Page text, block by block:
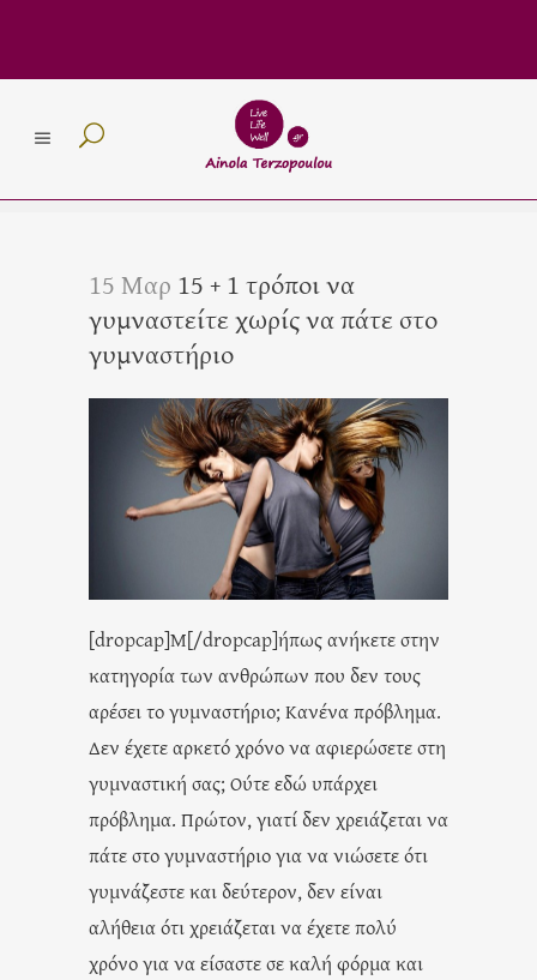
15 Μαρ 15 + 1 τρόποι να
γυμναστείτε χωρίς να πάτε στο
γυμναστήριο
[dropcap]Μ[/dropcap]ήπως ανήκετε στην
κατηγορία των ανθρώπων που δεν τους
αρέσει το γυμναστήριο; Κανένα πρόβλημα.
Δεν έχετε αρκετό χρόνο να αφιερώσετε στη
γυμναστική σας; Ούτε εδώ υπάρχει
πρόβλημα. Πρώτον, γιατί δεν χρειάζεται να
πάτε στο γυμναστήριο για να νιώσετε ότι
γυμνάζεστε και δεύτερον, δεν είναι
αλήθεια ότι χρειάζεται να έχετε πολύ
χρόνο για να είσαστε σε καλή φόρμα και